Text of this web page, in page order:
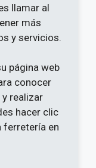
llamar al
más
y servicios.
página web
conocer
realizar
hacer clic
ferretería en